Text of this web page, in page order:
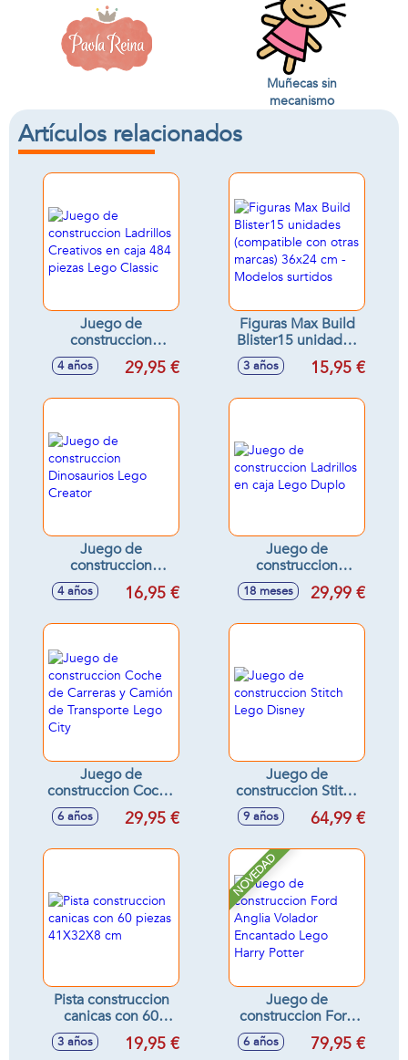
Muñecas sin
mecanismo
Artículos relacionados
Juego de
construccion
Ladrillos Creativos
en caja 484 piezas
4 años 29,95 €
Figuras Max Build
Blister15 unidades
(compatible con
otras marcas) 36x24
3 años 15,95 €
Juego de
construccion
Dinosaurios Lego
Creator
4 años 16,95 €
Juego de
construccion
Ladrillos en caja
Lego Duplo
18 meses 29,99 €
Juego de
construccion Coche
de Carreras y
Camión de
6 años 29,95 €
Juego de
construccion Stitch
Lego Disney
9 años 64,99 €
Pista construccion
canicas con 60
piezas 41X32X8 cm
3 años 19,95 €
NOVEDAD
Juego de
construccion Ford
Anglia Volador
Encantado Lego
6 años 79,95 €